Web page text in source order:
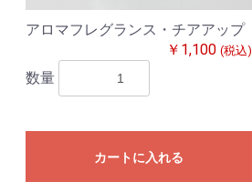
アロマフレグランス・チアアップ
￥1,100 (税込)
数量
カートに入れる